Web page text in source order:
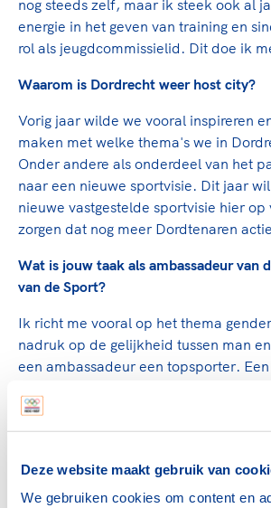
Deze website maakt gebruik van
We gebruiken cookies om content en
Lees verder
langs de lijn, in de kleedkamer,
En wat mag vooral niet? Een
hier richting aan en is dus een
ongewenst gedrag.
Lees verder
Lees verder
nog steeds zelf, maar ik steek ook al
energie in het geven van training en
rol als jeugdcommissielid. Dit doe ik
Waarom is Dordrecht weer host city?
Vorig jaar wilde we vooral inspireren
maken met welke thema's we in
Onder andere als onderdeel van het
naar een nieuwe sportvisie. Dit jaar
nieuwe vastgestelde sportvisie hier
zorgen dat nog meer Dordtenaren
Wat is jouw taak als ambassadeur van
van de Sport?
Ik richt me vooral op het thema
nadruk op de gelijkheid tussen man
een ambassadeur een topsporter.
ambassadeur, zodat veel meer
identificeren met een 'normale'
ook dat is een aspect wat telt in mijn
ambassadeurschap. Met mijn